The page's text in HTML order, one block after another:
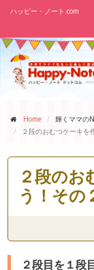
ハッピー・ノート.com
Home
輝くママの
２段のおむつケーキを
２段のお
う！その
２段目を１段